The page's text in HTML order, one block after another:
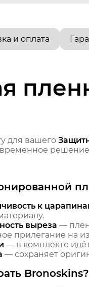
и оплата
для вашего
решение
к
выреза —
прилегание на
— в комплекте
— сохраняет
Bronoskins?